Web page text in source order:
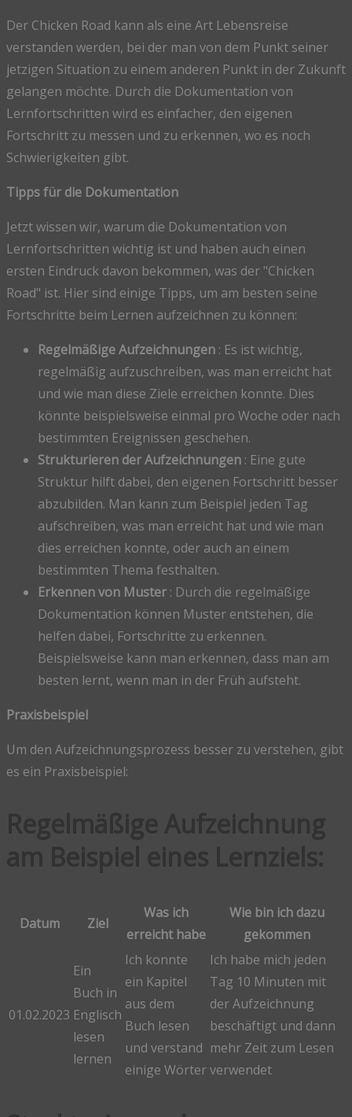
Der Chicken Road kann als eine Art Lebensreise
verstanden werden, bei der man von dem Punkt seiner
jetzigen Situation zu einem anderen Punkt in der Zukunft
gelangen möchte. Durch die Dokumentation von
Lernfortschritten wird es einfacher, den eigenen
Fortschritt zu messen und zu erkennen, wo es noch
Schwierigkeiten gibt.
Tipps für die Dokumentation
Jetzt wissen wir, warum die Dokumentation von
Lernfortschritten wichtig ist und haben auch einen
ersten Eindruck davon bekommen, was der "Chicken
Road" ist. Hier sind einige Tipps, um am besten seine
Fortschritte beim Lernen aufzeichnen zu können:
Regelmäßige Aufzeichnungen : Es ist wichtig,
regelmäßig aufzuschreiben, was man erreicht hat
und wie man diese Ziele erreichen konnte. Dies
könnte beispielsweise einmal pro Woche oder nach
bestimmten Ereignissen geschehen.
Strukturieren der Aufzeichnungen : Eine gute
Struktur hilft dabei, den eigenen Fortschritt besser
abzubilden. Man kann zum Beispiel jeden Tag
aufschreiben, was man erreicht hat und wie man
dies erreichen konnte, oder auch an einem
bestimmten Thema festhalten.
Erkennen von Muster : Durch die regelmäßige
Dokumentation können Muster entstehen, die
helfen dabei, Fortschritte zu erkennen.
Beispielsweise kann man erkennen, dass man am
besten lernt, wenn man in der Früh aufsteht.
Praxisbeispiel
Um den Aufzeichnungsprozess besser zu verstehen, gibt
es ein Praxisbeispiel:
Datum Ziel
Was ich
erreicht habe
Wie bin ich dazu
gekommen
01.02.2023
Ein
Buch in
Englisch
lesen
lernen
Ich konnte
ein Kapitel
aus dem
Buch lesen
und verstand
einige Wörter
Ich habe mich jeden
Tag 10 Minuten mit
der Aufzeichnung
beschäftigt und dann
mehr Zeit zum Lesen
verwendet